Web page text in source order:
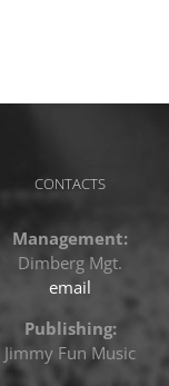
CONTACTS
Management:
Dimberg Mgt.
email
Publishing:
Jimmy Fun Music